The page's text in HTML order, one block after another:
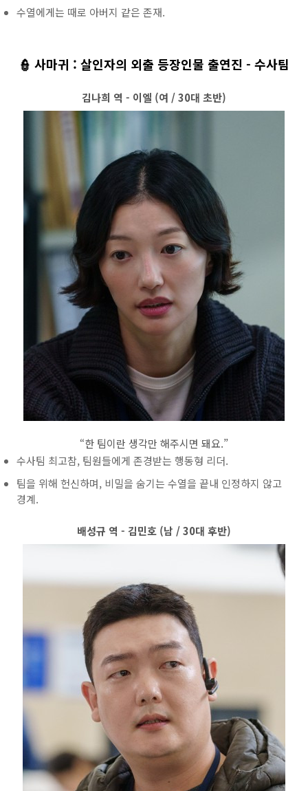
수열에게는 때로 아버지 같은 존재.
👮 사마귀 : 살인자의 외출 등장인물 출연진 - 수사팀
김나희 역 - 이엘 (여 / 30대 초반)
“한 팀이란 생각만 해주시면 돼요.”
수사팀 최고참, 팀원들에게 존경받는 행동형 리더.
팀을 위해 헌신하며, 비밀을 숨기는 수열을 끝내 인정하지 않고
경계.
배성규 역 - 김민호 (남 / 30대 후반)